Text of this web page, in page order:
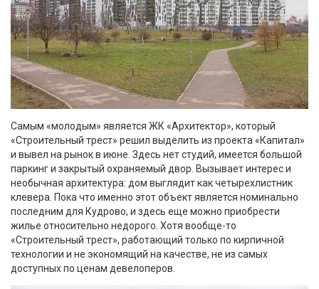
Самым «молодым» является ЖК «Архитектор», который
«Строительный трест» решил выделить из проекта «Капитал»
и вывел на рынок в июне. Здесь нет студий, имеется большой
паркинг и закрытый охраняемый двор. Вызывает интерес и
необычная архитектура: дом выглядит как четырехлистник
клевера. Пока что именно этот объект является номинально
последним для Кудрово, и здесь еще можно приобрести
жилье относительно недорого. Хотя вообще-то
«Строительный трест», работающий только по кирпичной
технологии и не экономящий на качестве, не из самых
доступных по ценам девелоперов.